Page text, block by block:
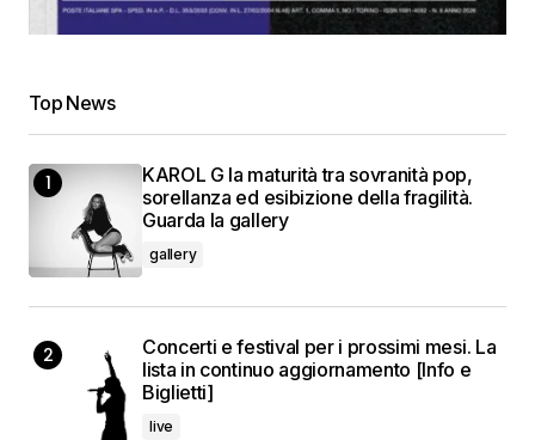
Top News
KAROL G la maturità tra sovranità pop,
sorellanza ed esibizione della fragilità.
Guarda la gallery
gallery
Concerti e festival per i prossimi mesi. La
lista in continuo aggiornamento [Info e
Biglietti]
live